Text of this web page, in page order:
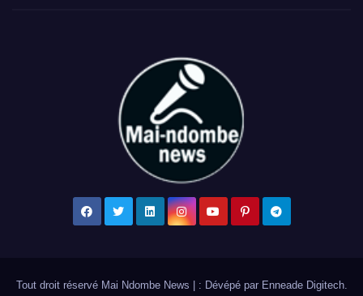
Tout droit réservé Mai Ndombe News : Dévépé par Enneade Digitech.